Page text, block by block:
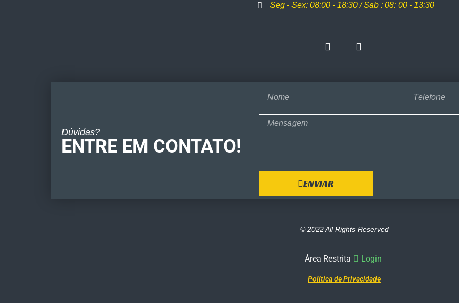
Seg - Sex: 08:00 - 18:30 / Sab : 08: 00 - 13:30
Dúvidas?
ENTRE EM CONTATO!
ENVIAR
© 2022 All Rights Reserved
Área Restrita Login
Política de Privacidade